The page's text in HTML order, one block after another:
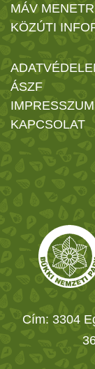
MÁV
KÖZÚTI
ÁSZF
IMPRESSZUM
KAPCSOLAT
Cím: 3304